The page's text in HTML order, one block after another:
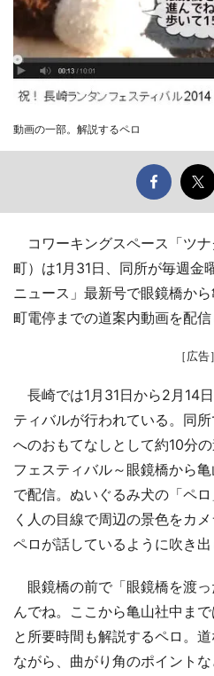
動画の一部。解説するペロ
コワーキングスペース「ツ
町）は1月31日、同所が毎週金
ニュース」最新号で眼鏡橋か
町電停までの道案内動画を配信
［広告］
長崎では1月31日から2月14
ティバルが行われている。同
へのおもてなしとして約10分
フェスティバル～眼鏡橋から
で配信。ぬいぐるみ犬の「ペ
く人の目線で周辺の景色をカ
ペロが話しているように吹き出
眼鏡橋の前で「眼鏡橋を渡
んでね。ここから亀山社中まで
と所要時間も解説するペロ。
ながら、曲がり角のポイント